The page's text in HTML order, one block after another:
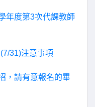
年度第3次代課教師
31)注意事項
，請有意報名的畢